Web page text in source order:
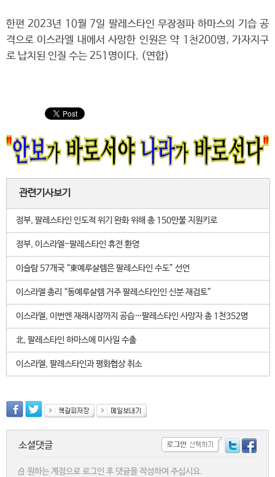
한편 2023년 10월 7일 팔레스타인 무장정파 하마스의 기습 공
격으로 이스라엘 내에서 사망한 인원은 약 1천200명, 가자지구
로 납치된 인질 수는 251명이다. (연합)
관련기사보기
정부, 팔레스타인 인도적 위기 완화 위해 총 150만불 지원키로
정부, 이스라엘-팔레스타인 휴전 환영
이슬람 57개국 “東예루살렘은 팔레스타인 수도” 선언
이스라엘 총리 “동예루살렘 거주 팔레스타인인 신분 재검토”
이스라엘, 이번엔 재래시장까지 공습…팔레스타인 사망자 총 1천352명
北, 팔레스타인 하마스에 미사일 수출
이스라엘, 팔레스타인과 평화협상 취소
소셜댓글
원하는 계정으로 로그인 후 댓글을 작성하여 주십시요.